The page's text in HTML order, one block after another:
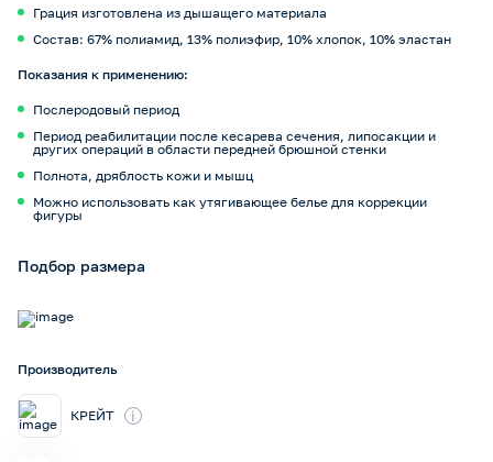
Грация изготовлена из дышащего материала
Состав: 67% полиамид, 13% полиэфир, 10% хлопок, 10% эластан
Показания к применению:
Послеродовый период
Период реабилитации после кесарева сечения, липосакции и
других операций в области передней брюшной стенки
Полнота, дряблость кожи и мышц
Можно использовать как утягивающее белье для коррекции
фигуры
Подбор размера
Производитель
КРЕЙТ i